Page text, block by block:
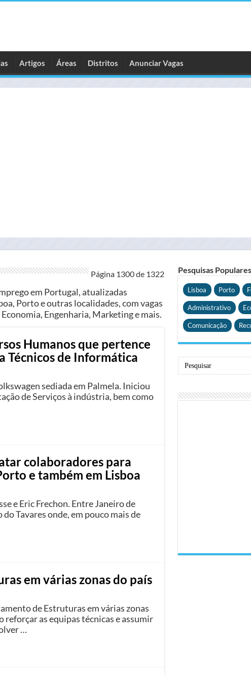
Artigos Áreas Distritos Anunciar Vagas
Página 1300 de 1322
em Portugal, atualizadas
Porto e outras localidades, com vagas
Engenharia, Marketing e mais.
Humanos que pertence
Técnicos de Informática
sediada em Palmela. Iniciou
de Serviços à indústria, bem como
colaboradores para
e também em Lisboa
e Eric Frechon. Entre Janeiro de
Tavares onde, em pouco mais de
em várias zonas do país
de Estruturas em várias zonas
reforçar as equipas técnicas e assumir
…
Pesquisas Populares
Lisboa Porto
Administrativo
Comunicação